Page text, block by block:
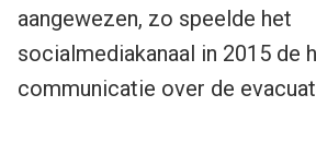
aangewezen, zo speelde het
socialmediakanaal in 2015 de
communicatie over de